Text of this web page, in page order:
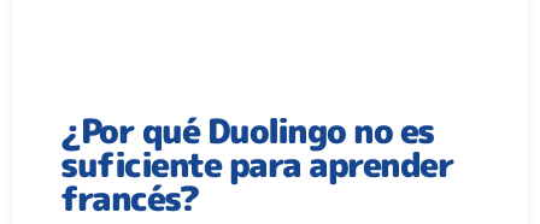
¿Por qué Duolingo no es
suficiente para aprender
francés?